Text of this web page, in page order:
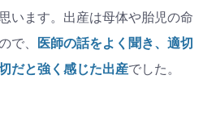
います。出産は母体や胎児の命
で、
医師の話をよく聞き、適切
だと強く感じた出産でした。